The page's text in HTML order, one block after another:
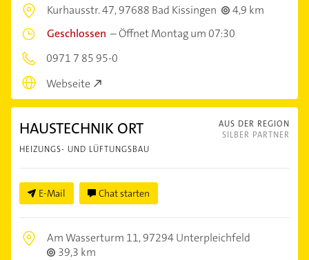
Kurhausstr. 47,97688 Bad Kissingen
4,9 km
Geschlossen –Öffnet Montag um 07:30
0971 7 85 95-0
Webseite
AUS DER REGION
SILBER PARTNER
HAUSTECHNIK ORT
HEIZUNGS- UND LÜFTUNGSBAU
E-Mail Chat starten
Am Wasserturm 11,97294 Unterpleichfeld
39,3 km